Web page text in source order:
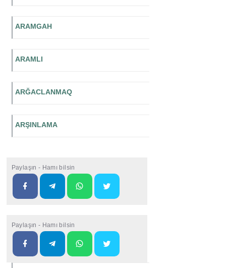
ARAMGAH
ARAMLI
ARĞACLANMAQ
ARŞINLAMA
Paylaşın - Hamı bilsin
Paylaşın - Hamı bilsin